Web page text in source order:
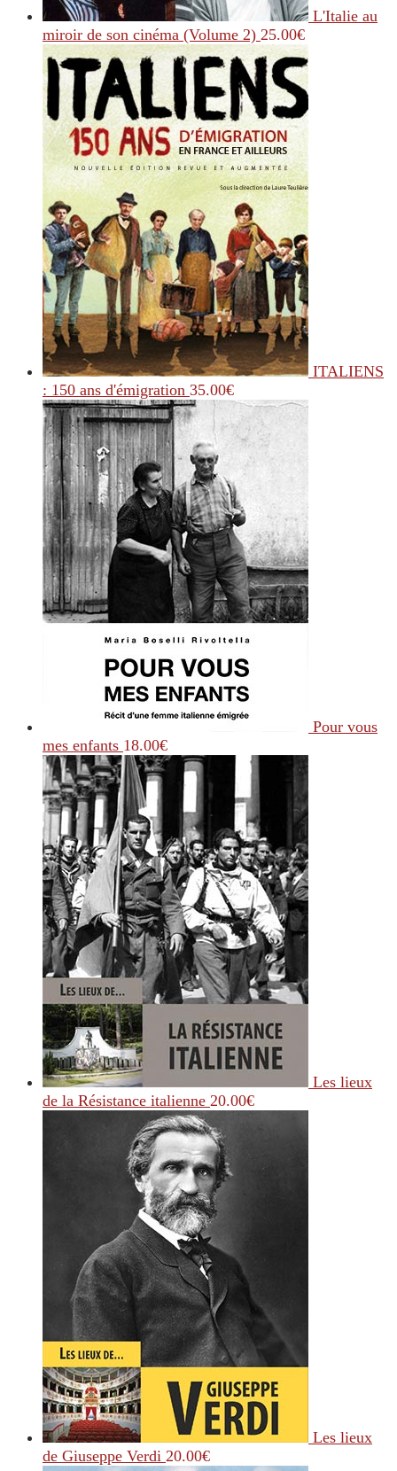
L'Italie au
miroir de son cinéma (Volume 2) 25.00€
ITALIENS
: 150 ans d'émigration 35.00€
Pour vous
mes enfants 18.00€
Les lieux
de la Résistance italienne 20.00€
Les lieux
de Giuseppe Verdi 20.00€